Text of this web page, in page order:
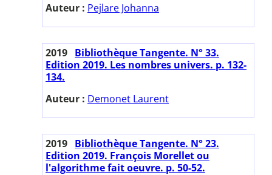
Auteur : Pejlare Johanna
2019 Bibliothèque Tangente. N° 33.
Edition 2019. Les nombres univers. p. 132-
134.
Auteur : Demonet Laurent
2019 Bibliothèque Tangente. N° 23.
Edition 2019. François Morellet ou
l'algorithme fait oeuvre. p. 50-52.